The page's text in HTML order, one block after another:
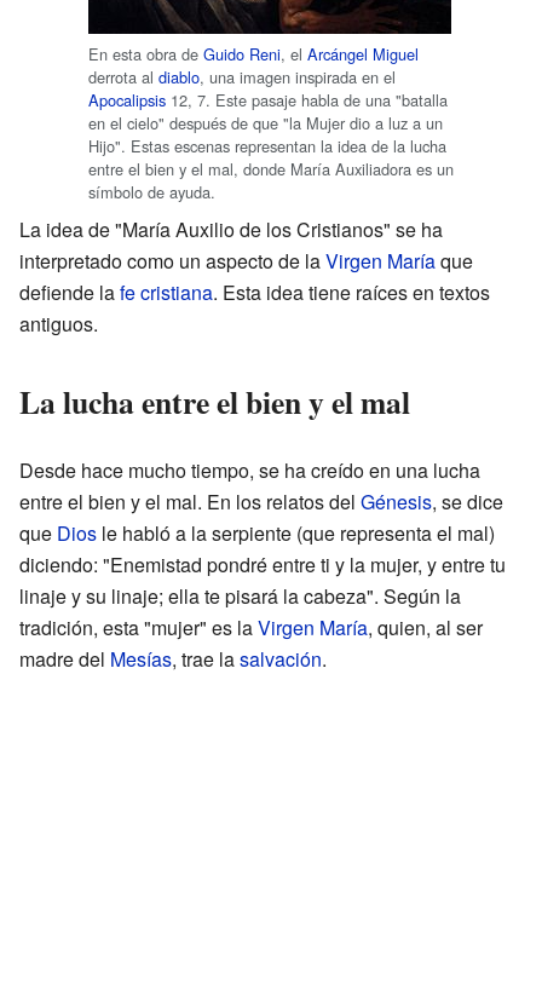
En esta obra de Guido Reni, el Arcángel Miguel
derrota al diablo, una imagen inspirada en el
Apocalipsis 12, 7. Este pasaje habla de una "batalla
en el cielo" después de que "la Mujer dio a luz a un
Hijo". Estas escenas representan la idea de la lucha
entre el bien y el mal, donde María Auxiliadora es un
símbolo de ayuda.
La idea de "María Auxilio de los Cristianos" se ha
interpretado como un aspecto de laVirgen Maríaque
defiende lafe cristiana. Esta idea tiene raíces en textos
antiguos.
La lucha entre el bien y el mal
Desde hace mucho tiempo, se ha creído en una lucha
entre el bien y el mal. En los relatos del Génesis, se dice
que Dios le habló a la serpiente (que representa el mal)
diciendo: "Enemistad pondré entre ti y la mujer, y entre tu
linaje y su linaje; ella te pisará la cabeza". Según la
tradición, esta "mujer" es laVirgen María, quien, al ser
madre del Mesías, trae lasalvación.